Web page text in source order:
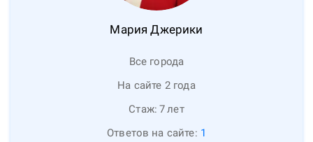
Мария Джерики
Все города
На сайте 2 года
Стаж: 7лет
Ответов на сайте: 1